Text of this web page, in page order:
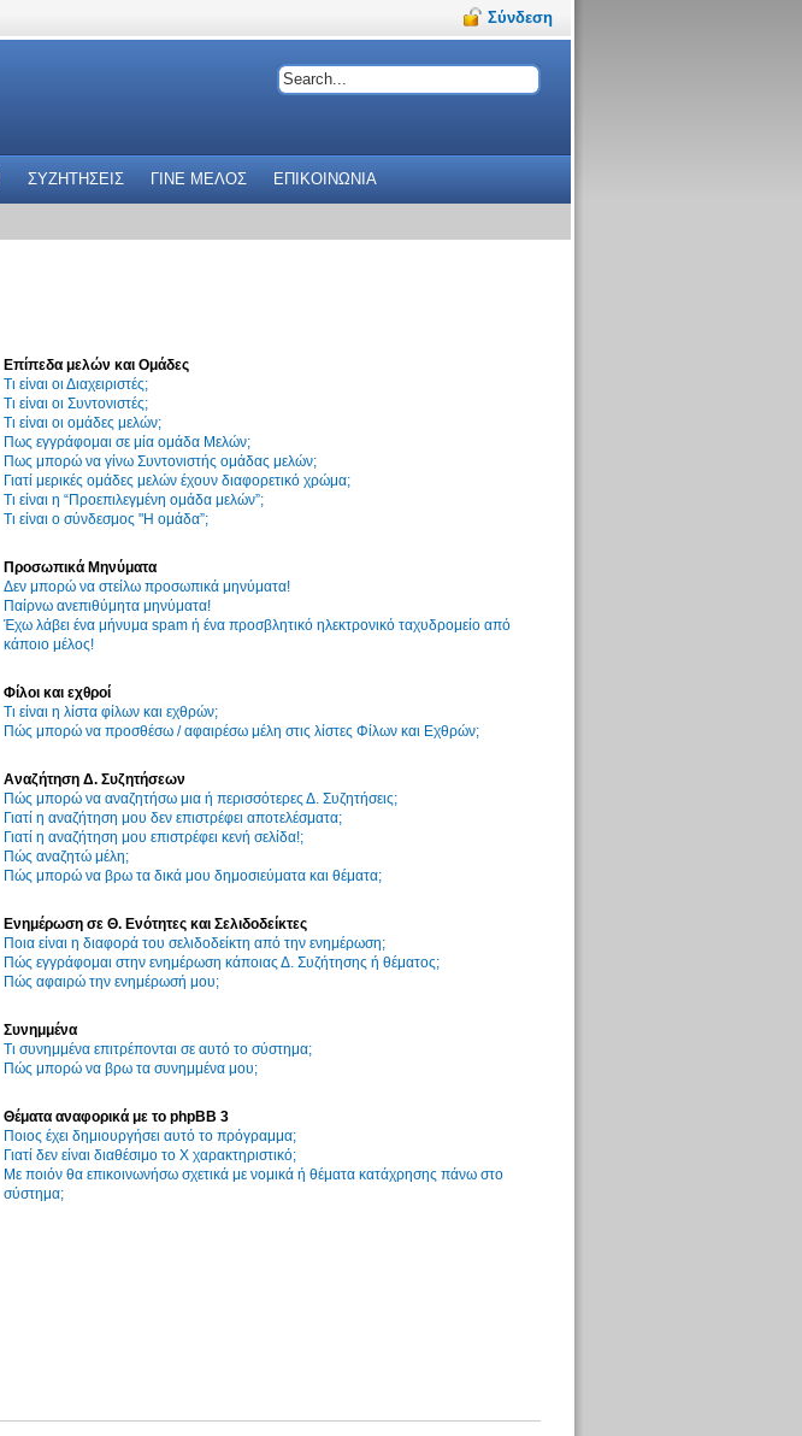
Σύνδεση
ΣΥΖΗΤΗΣΕΙΣ ΓΙΝΕ ΜΕΛΟΣ ΕΠΙΚΟΙΝΩΝΙΑ
Επίπεδα μελών και Ομάδες
Τι είναι οι Διαχειριστές;
Τι είναι οι Συντονιστές;
Τι είναι οι ομάδες μελών;
Πως εγγράφομαι σε μία ομάδα Μελών;
Πως μπορώ να γίνω Συντονιστής ομάδας μελών;
Γιατί μερικές ομάδες μελών έχουν διαφορετικό χρώμα;
Τι είναι η “Προεπιλεγμένη ομάδα μελών”;
Τι είναι ο σύνδεσμος "Η ομάδα”;
Προσωπικά Μηνύματα
Δεν μπορώ να στείλω προσωπικά μηνύματα!
Παίρνω ανεπιθύμητα μηνύματα!
Έχω λάβει ένα μήνυμα spam ή ένα προσβλητικό ηλεκτρονικό ταχυδρομείο από
κάποιο μέλος!
Φίλοι και εχθροί
Τι είναι η λίστα φίλων και εχθρών;
Πώς μπορώ να προσθέσω / αφαιρέσω μέλη στις λίστες Φίλων και Εχθρών;
Αναζήτηση Δ. Συζητήσεων
Πώς μπορώ να αναζητήσω μια ή περισσότερες Δ. Συζητήσεις;
Γιατί η αναζήτηση μου δεν επιστρέφει αποτελέσματα;
Γιατί η αναζήτηση μου επιστρέφει κενή σελίδα!;
Πώς αναζητώ μέλη;
Πώς μπορώ να βρω τα δικά μου δημοσιεύματα και θέματα;
Ενημέρωση σε Θ. Ενότητες και Σελιδοδείκτες
Ποια είναι η διαφορά του σελιδοδείκτη από την ενημέρωση;
Πώς εγγράφομαι στην ενημέρωση κάποιας Δ. Συζήτησης ή θέματος;
Πώς αφαιρώ την ενημέρωσή μου;
Συνημμένα
Τι συνημμένα επιτρέπονται σε αυτό το σύστημα;
Πώς μπορώ να βρω τα συνημμένα μου;
Θέματα αναφορικά με το phpBB 3
Ποιος έχει δημιουργήσει αυτό το πρόγραμμα;
Γιατί δεν είναι διαθέσιμο το Χ χαρακτηριστικό;
Με ποιόν θα επικοινωνήσω σχετικά με νομικά ή θέματα κατάχρησης πάνω στο
σύστημα;